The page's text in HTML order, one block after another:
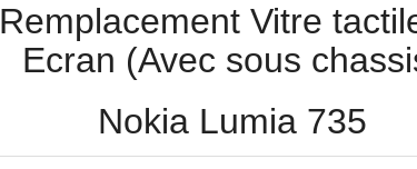
Remplacement Vitre
Ecran (Avec sous
Nokia Lumia 735